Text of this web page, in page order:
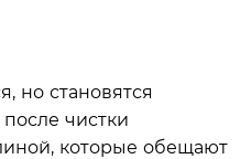
но становятся
чистки
которые обещают